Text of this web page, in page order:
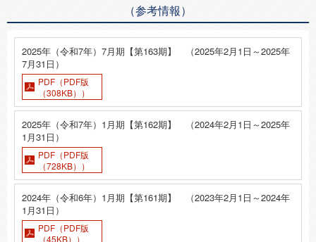
（参考情報）
2025年（令和7年）7月期【第163期】 （2025年2月1日～2025年
7月31日）
PDF（PDF版
（308KB））
2025年（令和7年）1月期【第162期】 （2024年2月1日～2025年
1月31日）
PDF（PDF版
（728KB））
2024年（令和6年）1月期【第161期】 （2023年2月1日～2024年
1月31日）
PDF（PDF版
（45KB））